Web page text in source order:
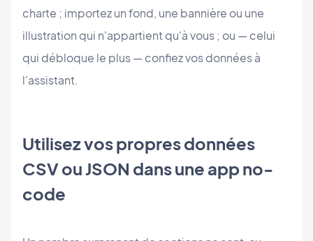
charte ; importez un fond, une bannière ou une
illustration qui n'appartient qu'à vous ; ou — celui
qui débloque le plus — confiez vos données à
l'assistant.
Utilisez vos propres données
CSV ou JSON dans une app no-
code